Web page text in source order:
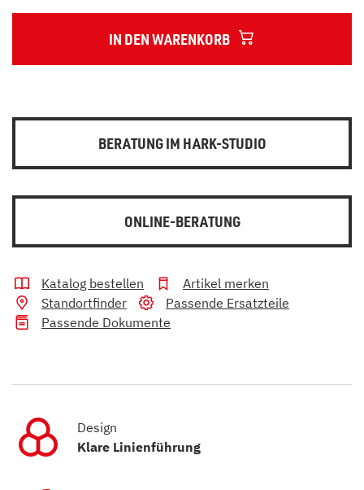
IN DEN WARENKORB
BERATUNG IM HARK-STUDIO
ONLINE-BERATUNG
Katalog bestellen
Artikel merken
Standortfinder
Passende Ersatzteile
Passende Dokumente
Design
Klare Linienführung